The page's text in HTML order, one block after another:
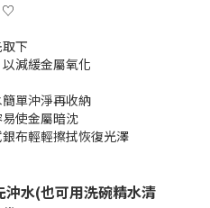
♡
下
減緩金屬氧化
單沖淨再收納
使金屬暗沈
布輕輕擦拭恢復光澤
沖水(也可用洗碗精水清